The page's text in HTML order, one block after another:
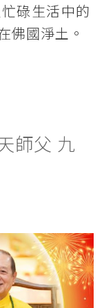
碌生活中的
佛國淨土。
師父 九